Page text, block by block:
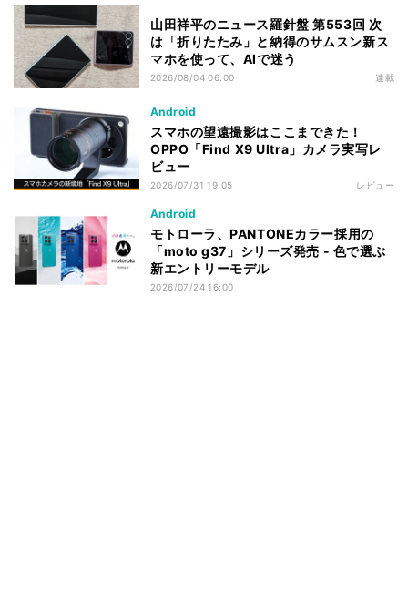
山田祥平のニュース羅針盤 第553回 次
は「折りたたみ」と納得のサムスン新ス
マホを使って、AIで迷う
2026/08/04 06:00 連載
Android
スマホの望遠撮影はここまできた！
OPPO「Find X9 Ultra」カメラ実写レ
ビュー
2026/07/31 19:05 レビュー
Android
モトローラ、PANTONEカラー採用の
「moto g37」シリーズ発売 - 色で選ぶ
新エントリーモデル
2026/07/24 16:00